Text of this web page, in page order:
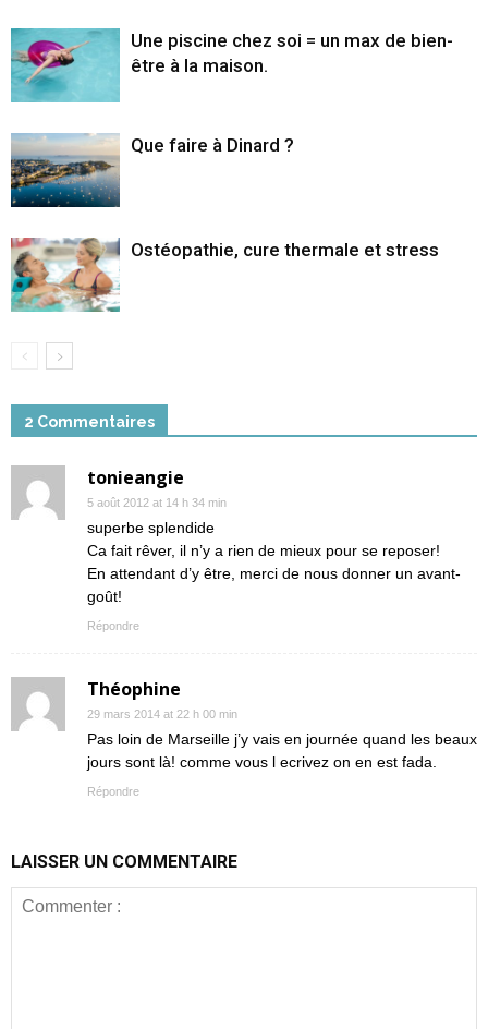
Une piscine chez soi = un max de bien-
être à la maison.
Que faire à Dinard ?
Ostéopathie, cure thermale et stress
2 Commentaires
tonieangie
5 août 2012 at 14 h 34 min
superbe splendide
Ca fait rêver, il n’y a rien de mieux pour se reposer!
En attendant d’y être, merci de nous donner un avant-
goût!
Répondre
Théophine
29 mars 2014 at 22 h 00 min
Pas loin de Marseille j’y vais en journée quand les beaux
jours sont là! comme vous l ecrivez on en est fada.
Répondre
LAISSER UN COMMENTAIRE